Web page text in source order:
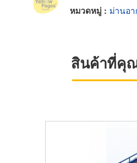
หมวดหมู่ : ม่านอา
สินค้าที่คุ